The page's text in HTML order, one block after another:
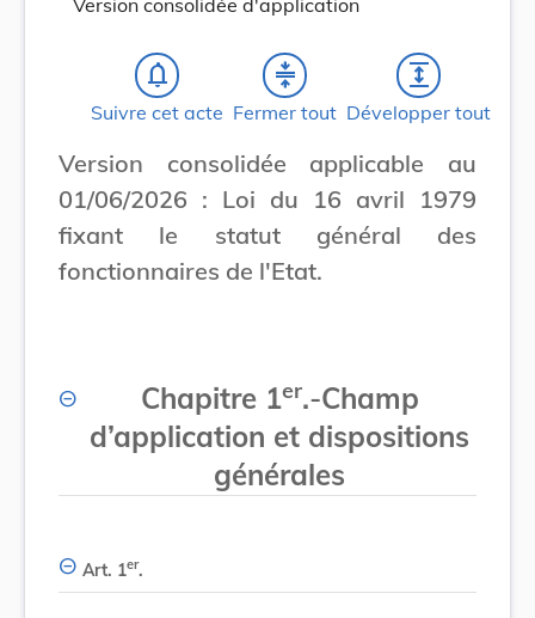
Version consolidée d'application
notifications_none
Suivre cet acte
compress
Fermer tout
expand
Développer tout
Version consolidée applicable au
01/06/2026 : Loi du 16 avril 1979
fixant le statut général des
fonctionnaires de l'Etat.
Chapitre 1er.-Champ
d’application et dispositions
générales
Art. 1er.